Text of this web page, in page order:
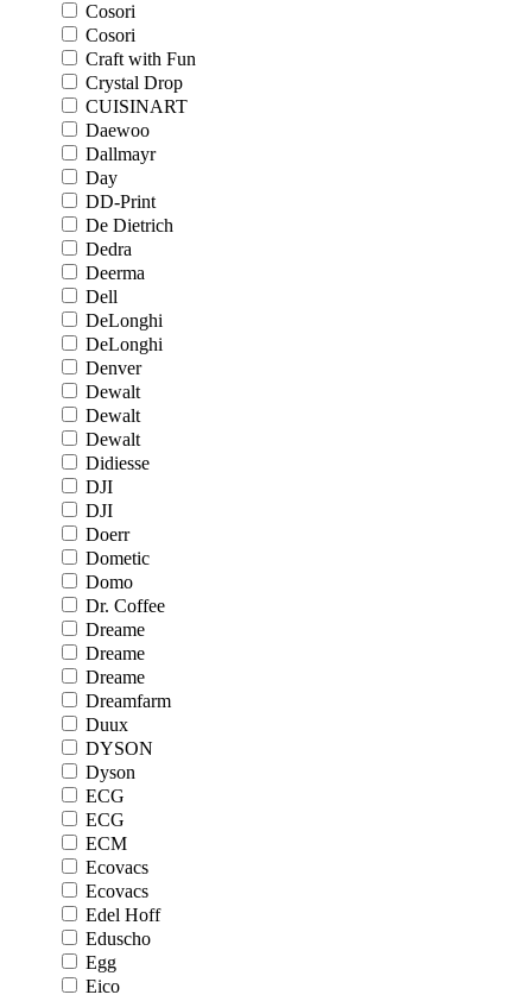
Cosori
Cosori
Craft with Fun
Crystal Drop
CUISINART
Daewoo
Dallmayr
Day
DD-Print
De Dietrich
Dedra
Deerma
Dell
DeLonghi
DeLonghi
Denver
Dewalt
Dewalt
Dewalt
Didiesse
DJI
DJI
Doerr
Dometic
Domo
Dr. Coffee
Dreame
Dreame
Dreame
Dreamfarm
Duux
DYSON
Dyson
ECG
ECG
ECM
Ecovacs
Ecovacs
Edel Hoff
Eduscho
Egg
Eico